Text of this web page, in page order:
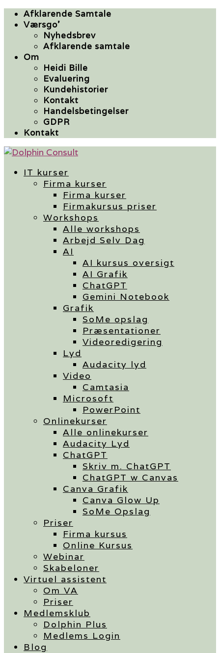
Afklarende Samtale
Værsgo’
Nyhedsbrev
Afklarende samtale
Om
Heidi Bille
Evaluering
Kundehistorier
Kontakt
Handelsbetingelser
GDPR
Kontakt
IT kurser
Firma kurser
Firma kurser
Firmakursus priser
Workshops
Alle workshops
Arbejd Selv Dag
AI
AI kursus oversigt
AI Grafik
ChatGPT
Gemini Notebook
Grafik
SoMe opslag
Præsentationer
Videoredigering
Lyd
Audacity lyd
Video
Camtasia
Microsoft
PowerPoint
Onlinekurser
Alle onlinekurser
Audacity Lyd
ChatGPT
Skriv m. ChatGPT
ChatGPT w Canvas
Canva Grafik
Canva Glow Up
SoMe Opslag
Priser
Firma kursus
Online Kursus
Webinar
Skabeloner
Virtuel assistent
Om VA
Priser
Medlemsklub
Dolphin Plus
Medlems Login
Blog